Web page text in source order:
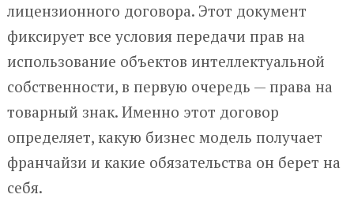
лицензионного договора. Этот документ
фиксирует все условия передачи прав на
использование объектов интеллектуальной
собственности, в первую очередь — права на
товарный знак. Именно этот договор
определяет, какую бизнес модель получает
франчайзи и какие обязательства он берет на
себя.